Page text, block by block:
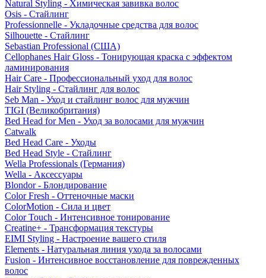
Natural Styling - Химическая завивка волос
Osis - Стайлинг
Professionnelle - Укладочные средства для волос
Silhouette - Стайлинг
Sebastian Professional (США)
Cellophanes Hair Gloss - Тонирующая краска с эффектом
ламинирования
Hair Care - Профессиональный уход для волос
Hair Styling - Стайлинг для волос
Seb Man - Уход и стайлинг волос для мужчин
TIGI (Великобритания)
Bed Head for Men - Уход за волосами для мужчин
Catwalk
Bed Head Care - Уходы
Bed Head Style - Стайлинг
Wella Professionals (Германия)
Wella - Аксессуары
Blondor - Блондирование
Color Fresh - Оттеночные маски
ColorMotion - Сила и цвет
Color Touch - Интенсивное тонирование
Creatine+ - Трансформация текстуры
EIMI Styling - Настроение вашего стиля
Elements - Натуральная линия ухода за волосами
Fusion - Интенсивное восстановление для поврежденных
волос